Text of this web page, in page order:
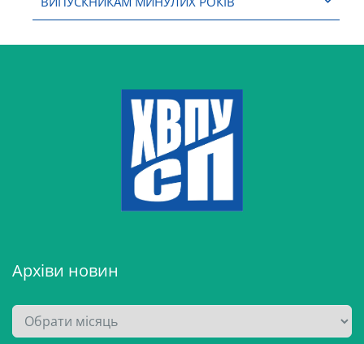
Архіви новин
А
р